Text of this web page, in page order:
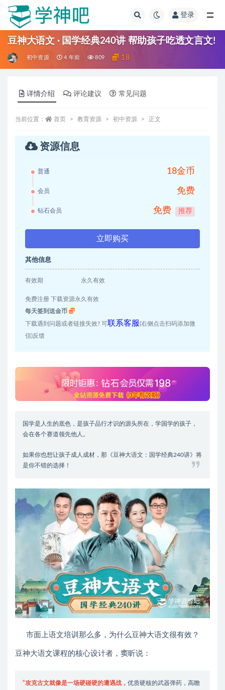
登录
豆神大语文 · 国学经典240讲 帮助孩子吃透文言文!
初中资源 4 年前 809 18
详情介绍 评论建议 常见问题
当前位置： 首页 教育资源 初中资源 正文
资源信息
普通 18金币
会员 免费
钻石会员 免费 推荐
立即购买
其他信息
有效期 永久有效
免费注册 下载资源永久有效
每天签到送金币
下载遇到问题或者链接失效? 可 联系客服(右侧点击扫码添加微
信)反馈
国学是人生的底色，是孩子品行才识的源头所在，学国学的孩子，
会在各个赛道领先他人。
如果你也想让孩子成人成材，那《豆神大语文：国学经典240讲》将
是你不错的选择！
市面上语文培训那么多，为什么豆神大语文很有效？
豆神大语文课程的核心设计者，窦昕说：
“攻克古文就像是一场硬碰硬的遭遇战， 优质硬核的武器弹药，高瞻